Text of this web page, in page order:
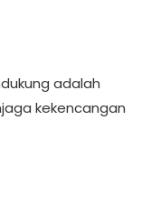
adalah
kekencangan